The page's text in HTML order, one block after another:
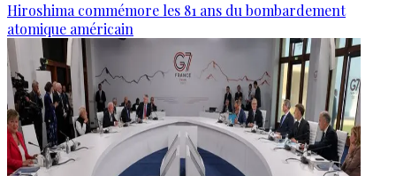
Hiroshima commémore les 81 ans du bombardement
atomique américain